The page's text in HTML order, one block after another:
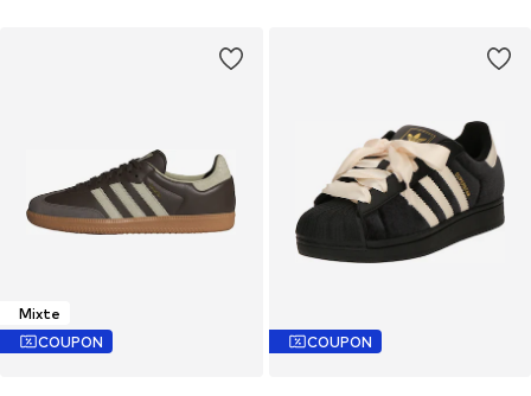
Mixte
COUPON
COUPON